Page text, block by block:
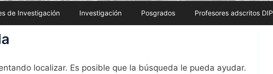
de Investigación Investigación Posgrados Profesores adscritos DIP
localizar. Es posible que la búsqueda le pueda ayudar.